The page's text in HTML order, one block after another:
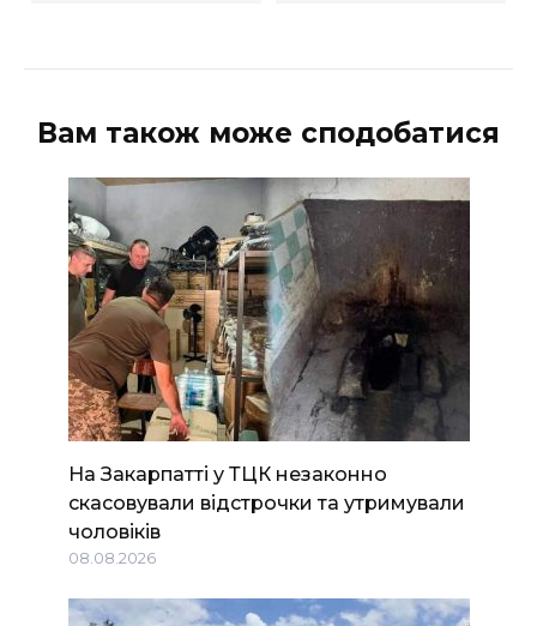
Вам також може сподобатися
На Закарпатті у ТЦК незаконно
скасовували відстрочки та утримували
чоловіків
08.08.2026